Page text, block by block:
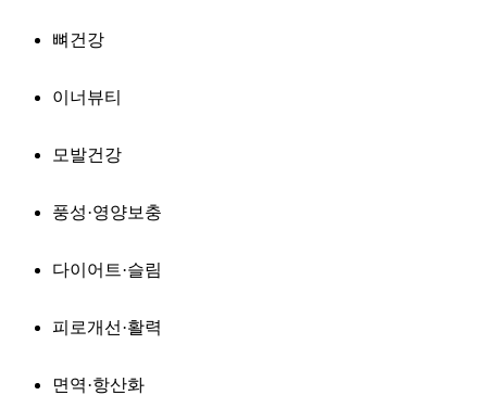
뼈건강
이너뷰티
모발건강
풍성·영양보충
다이어트·슬림
피로개선·활력
면역·항산화